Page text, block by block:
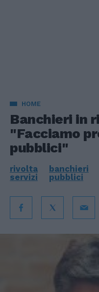
HOME
Banchieri in
"Facciamo
pubblici"
rivolta banchieri
servizi
pubblici